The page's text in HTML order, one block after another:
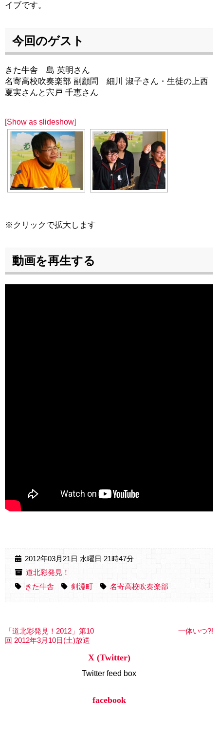
イブです。
今回のゲスト
きた牛舎 島 英明さん
名寄高校吹奏楽部 副顧問 細川 淑子さん・生徒の上西
夏実さんと宍戸 千恵さん
[Show as slideshow]
※クリックで拡大します
動画を再生する
2012年03月21日 水曜日 21時47分
道北彩発見！
きた牛舎
剣淵町 名寄高校吹奏楽部
「道北彩発見！2012」第10
回 2012年3月10日(土)放送
一体いつ?!
X (Twitter)
Twitter feed box
facebook